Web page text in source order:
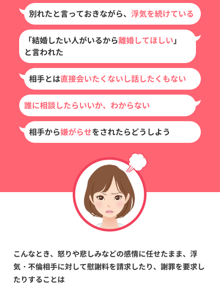
別れたと言っておきながら、 浮気を続けている
「結婚したい人がいるから離婚してほしい」
と言われた
相手とは直接会いたくないし話したくもない
誰に相談したらいいか、わからない
相手から嫌がらせをされたらどうしよう
こんなとき、怒りや悲しみなどの感情に任せたまま、浮
気・不倫相手に対して慰謝料を請求したり、謝罪を要求し
たりすることは